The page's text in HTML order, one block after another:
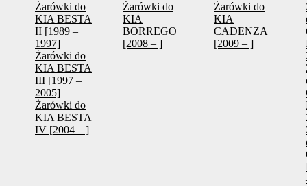
Żarówki do
KIA BESTA
II [1989 –
1997]
Żarówki do
KIA BESTA
III [1997 –
2005]
Żarówki do
KIA BESTA
IV [2004 – ]
Żarówki do
KIA
BORREGO
[2008 – ]
Żarówki do
KIA
CADENZA
[2009 – ]